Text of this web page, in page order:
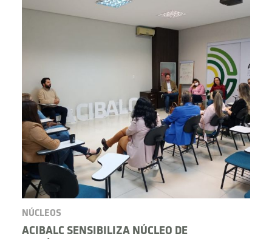
NÚCLEOS
ACIBALC SENSIBILIZA NÚCLEO DE